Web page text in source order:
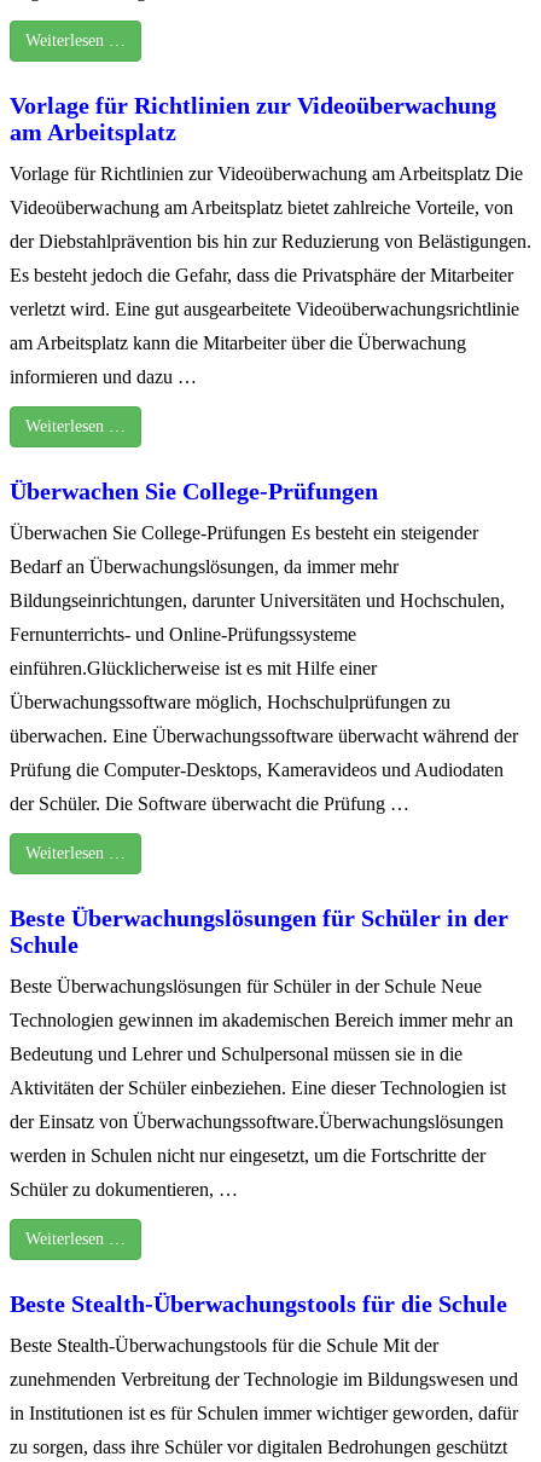
Weiterlesen …
Vorlage für Richtlinien zur Videoüberwachung
am Arbeitsplatz
Vorlage für Richtlinien zur Videoüberwachung am Arbeitsplatz Die
Videoüberwachung am Arbeitsplatz bietet zahlreiche Vorteile, von
der Diebstahlprävention bis hin zur Reduzierung von Belästigungen.
Es besteht jedoch die Gefahr, dass die Privatsphäre der Mitarbeiter
verletzt wird. Eine gut ausgearbeitete Videoüberwachungsrichtlinie
am Arbeitsplatz kann die Mitarbeiter über die Überwachung
informieren und dazu …
Weiterlesen …
Überwachen Sie College-Prüfungen
Überwachen Sie College-Prüfungen Es besteht ein steigender
Bedarf an Überwachungslösungen, da immer mehr
Bildungseinrichtungen, darunter Universitäten und Hochschulen,
Fernunterrichts- und Online-Prüfungssysteme
einführen.Glücklicherweise ist es mit Hilfe einer
Überwachungssoftware möglich, Hochschulprüfungen zu
überwachen. Eine Überwachungssoftware überwacht während der
Prüfung die Computer-Desktops, Kameravideos und Audiodaten
der Schüler. Die Software überwacht die Prüfung …
Weiterlesen …
Beste Überwachungslösungen für Schüler in der
Schule
Beste Überwachungslösungen für Schüler in der Schule Neue
Technologien gewinnen im akademischen Bereich immer mehr an
Bedeutung und Lehrer und Schulpersonal müssen sie in die
Aktivitäten der Schüler einbeziehen. Eine dieser Technologien ist
der Einsatz von Überwachungssoftware.Überwachungslösungen
werden in Schulen nicht nur eingesetzt, um die Fortschritte der
Schüler zu dokumentieren, …
Weiterlesen …
Beste Stealth-Überwachungstools für die Schule
Beste Stealth-Überwachungstools für die Schule Mit der
zunehmenden Verbreitung der Technologie im Bildungswesen und
in Institutionen ist es für Schulen immer wichtiger geworden, dafür
zu sorgen, dass ihre Schüler vor digitalen Bedrohungen geschützt